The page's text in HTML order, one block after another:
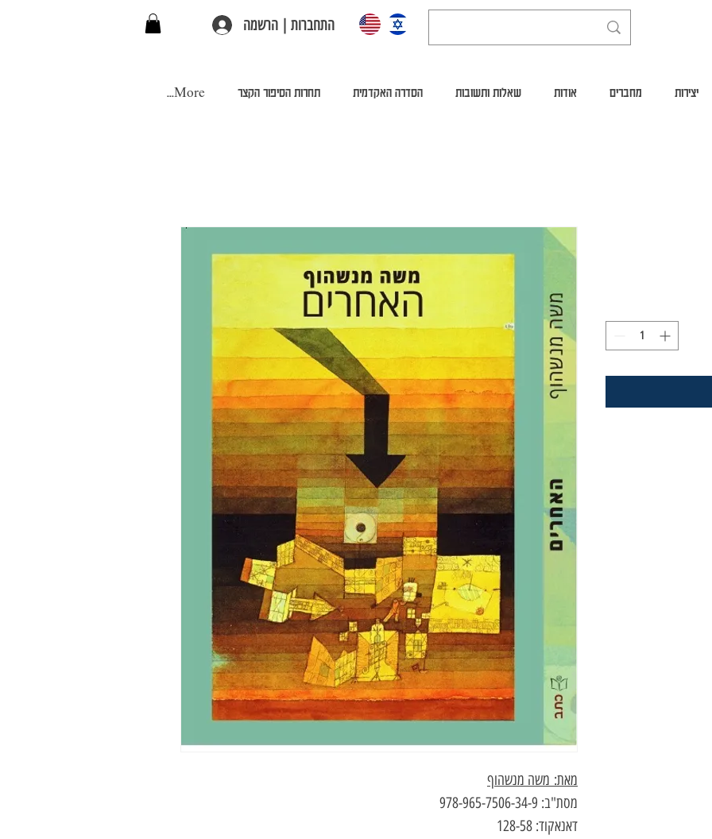
התחברות | הרשמה
יצירות מחברים אודות שאלות ותשובות הסדרה האקדמית תחרות הסיפור הקצר More...
מאת: משה מנשהוף
מסת"ב: 978-965-7506-34-9
דאנאקוד: 128-58